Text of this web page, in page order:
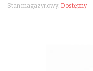
Stan magazynowy: Dostępny